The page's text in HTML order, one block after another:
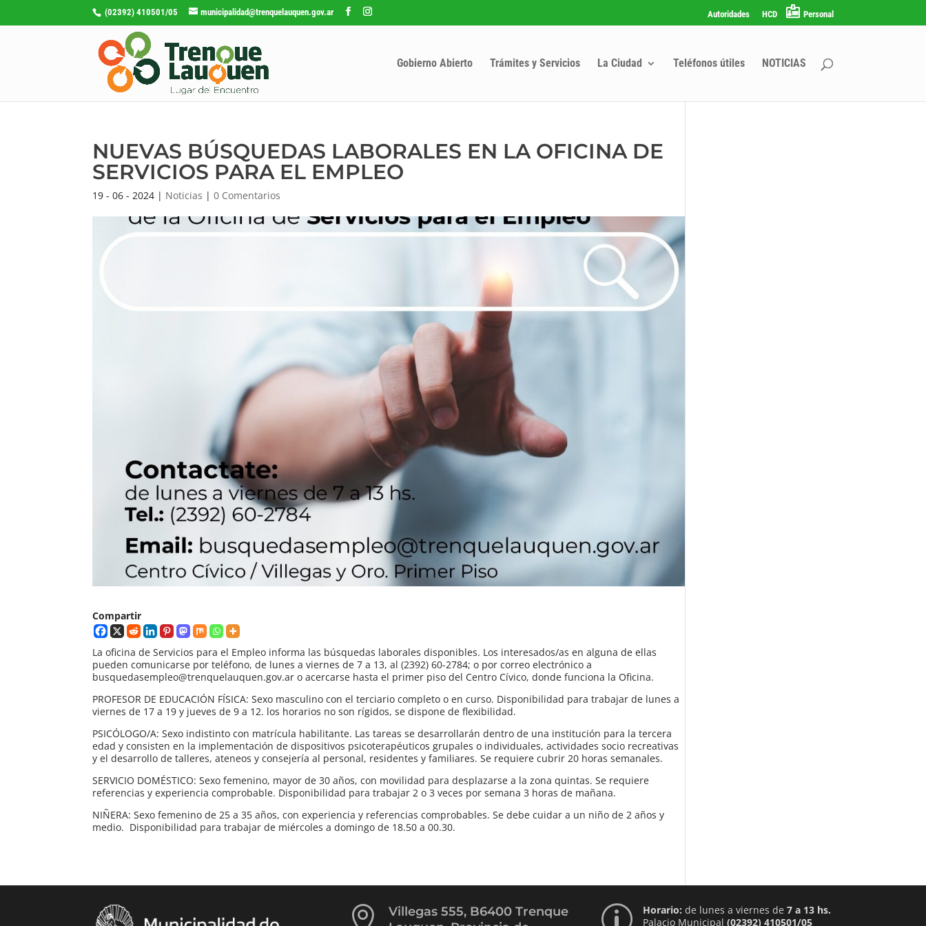
(02392) 410501/05 municipalidad@trenquelauquen.gov.ar Autoridades HCD Personal
Gobierno Abierto Trámites y Servicios La Ciudad Teléfonos útiles NOTICIAS
NUEVAS BÚSQUEDAS LABORALES EN LA OFICINA DE
SERVICIOS PARA EL EMPLEO
19 - 06 - 2024 | Noticias |0 Comentarios
Compartir
La oficina de Servicios para el Empleo informa las búsquedas laborales disponibles. Los interesados/as en alguna de ellas
pueden comunicarse por teléfono, de lunes a viernes de 7 a 13, al (2392) 60-2784; o por correo electrónico a
busquedasempleo@trenquelauquen.gov.ar o acercarse hasta el primer piso del Centro Cívico, donde funciona la Oficina.
PROFESOR DE EDUCACIÓN FÍSICA: Sexo masculino con el terciario completo o en curso. Disponibilidad para trabajar de lunes a
viernes de 17 a 19 y jueves de 9 a 12. los horarios no son rígidos, se dispone de flexibilidad.
PSICÓLOGO/A: Sexo indistinto con matrícula habilitante. Las tareas se desarrollarán dentro de una institución para la tercera
edad y consisten en la implementación de dispositivos psicoterapéuticos grupales o individuales, actividades socio recreativas
y el desarrollo de talleres, ateneos y consejería al personal, residentes y familiares. Se requiere cubrir 20 horas semanales.
SERVICIO DOMÉSTICO: Sexo femenino, mayor de 30 años, con movilidad para desplazarse a la zona quintas. Se requiere
referencias y experiencia comprobable. Disponibilidad para trabajar 2 o 3 veces por semana 3 horas de mañana.
NIÑERA: Sexo femenino de 25 a 35 años, con experiencia y referencias comprobables. Se debe cuidar a un niño de 2 años y
medio. Disponibilidad para trabajar de miércoles a domingo de 18.50 a 00.30.

Villegas 555, B6400 Trenque
p Horario: de lunes a viernes de 7 a 13 hs.
Palacio Municipal (02392) 410501/05